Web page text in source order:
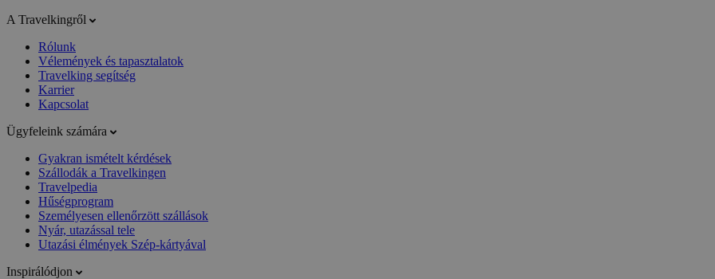
A Travelkingről
Rólunk
Vélemények és tapasztalatok
Travelking segítség
Karrier
Kapcsolat
Ügyfeleink számára
Gyakran ismételt kérdések
Szállodák a Travelkingen
Travelpedia
Hűségprogram
Személyesen ellenőrzött szállások
Nyár, utazással tele
Utazási élmények Szép-kártyával
Inspirálódjon